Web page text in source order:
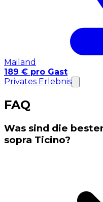
Mailand
189 € pro Gast
Privates Erlebnis
FAQ
Was sind die
sopra Ticino?